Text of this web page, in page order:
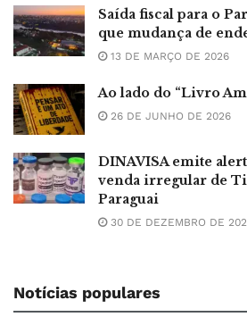
Saída fiscal para o
que mudança de
13 DE MARÇO DE 2026
Ao lado do “Livro
26 DE JUNHO DE 2026
DINAVISA emite
venda irregular de
Paraguai
30 DE DEZEMBRO DE
Notícias populares